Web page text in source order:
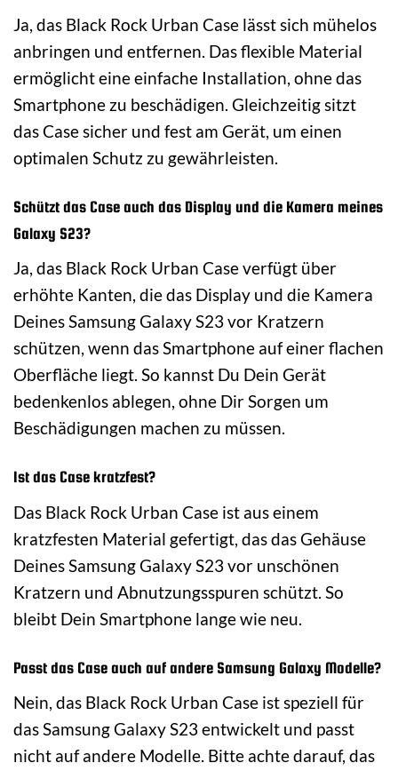
Ja, das Black Rock Urban Case lässt sich mühelos
anbringen und entfernen. Das flexible Material
ermöglicht eine einfache Installation, ohne das
Smartphone zu beschädigen. Gleichzeitig sitzt
das Case sicher und fest am Gerät, um einen
optimalen Schutz zu gewährleisten.
Schützt das Case auch das Display und die Kamera meines
Galaxy S23?
Ja, das Black Rock Urban Case verfügt über
erhöhte Kanten, die das Display und die Kamera
Deines Samsung Galaxy S23 vor Kratzern
schützen, wenn das Smartphone auf einer flachen
Oberfläche liegt. So kannst Du Dein Gerät
bedenkenlos ablegen, ohne Dir Sorgen um
Beschädigungen machen zu müssen.
Ist das Case kratzfest?
Das Black Rock Urban Case ist aus einem
kratzfesten Material gefertigt, das das Gehäuse
Deines Samsung Galaxy S23 vor unschönen
Kratzern und Abnutzungsspuren schützt. So
bleibt Dein Smartphone lange wie neu.
Passt das Case auch auf andere Samsung Galaxy Modelle?
Nein, das Black Rock Urban Case ist speziell für
das Samsung Galaxy S23 entwickelt und passt
nicht auf andere Modelle. Bitte achte darauf, das